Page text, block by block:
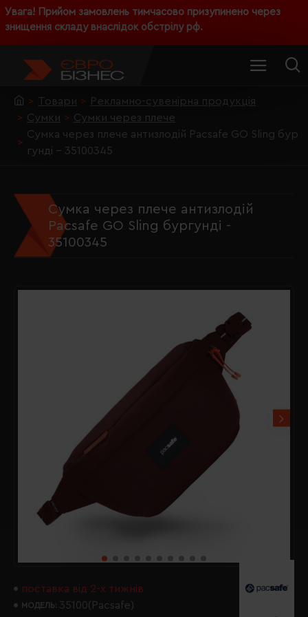
Увага! Прийом замовлень тимчасово призупинено через
знищення складу внаслідок обстрілу рф.
Товари
Рекламно-сувенірна продукція
Сумки
Сумки через плече
Сумка через плече антизлодій Pacsafe GO Sling бур
гунді - 35100345
Сумка через плече антизлодій
Pacsafe GO Sling бургунді -
35100345
поставка від 2-х тижнів
МОДЕЛЬ: 35100(Pacsafe)